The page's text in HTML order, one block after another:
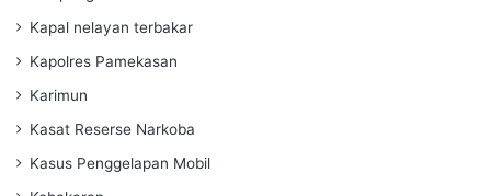
Kapal nelayan terbakar
Kapolres Pamekasan
Karimun
Kasat Reserse Narkoba
Kasus Penggelapan Mobil